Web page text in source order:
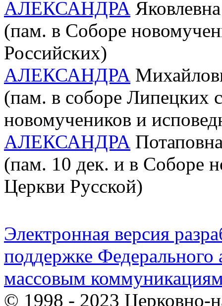
АЛЕКСАНДРА
(пам. в Соборе
Российских)
АЛЕКСАНДРА
(пам. в соборе Липецких
новомучеников и
АЛЕКСАНДРА
(пам. 10 дек. и в Соборе
Церкви Русской)
Электронная версия
поддержке Федерального
массовым
© 1998 - 2023 Церковно-